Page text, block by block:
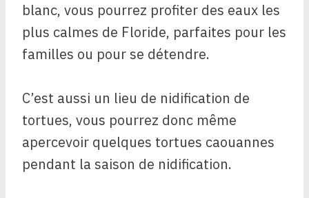
blanc, vous pourrez profiter des eaux les
plus calmes de Floride, parfaites pour les
familles ou pour se détendre.
C’est aussi un lieu de nidification de
tortues, vous pourrez donc même
apercevoir quelques tortues caouannes
pendant la saison de nidification.